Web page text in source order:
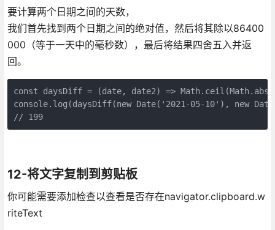
要计算两个日期之间的天数，
我们首先找到两个日期之间的绝对值，然后将其除以86400
000（等于一天中的毫秒数），最后将结果四舍五入并返
回。
const daysDiff = (date, date2) =>
console.log(daysDiff(new Date('2021-05-10'), new
// 199
12-将文字复制到剪贴板
你可能需要添加检查以查看是否存在navigator.clipboard.w
riteText